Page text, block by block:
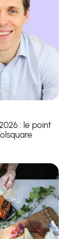
: le point